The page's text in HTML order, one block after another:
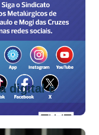
digital e